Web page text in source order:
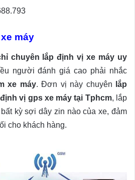
máy
chuyên lắp định vị xe máy uy
người đánh giá cao phải nhắc
xe máy. Đơn vị này chuyên
lắp
vị gps xe máy tại Tphcm, lắp
kỳ sợi dây zin nào của xe, đảm
cho khách hàng.